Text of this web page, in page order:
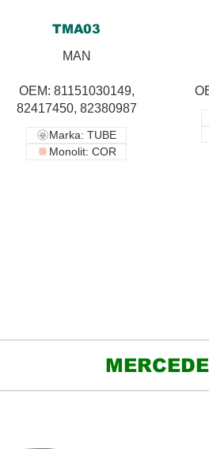
TMA03
MAN
OEM: 81151030149,
82417450, 82380987
Marka: TUBE
Monolit: COR